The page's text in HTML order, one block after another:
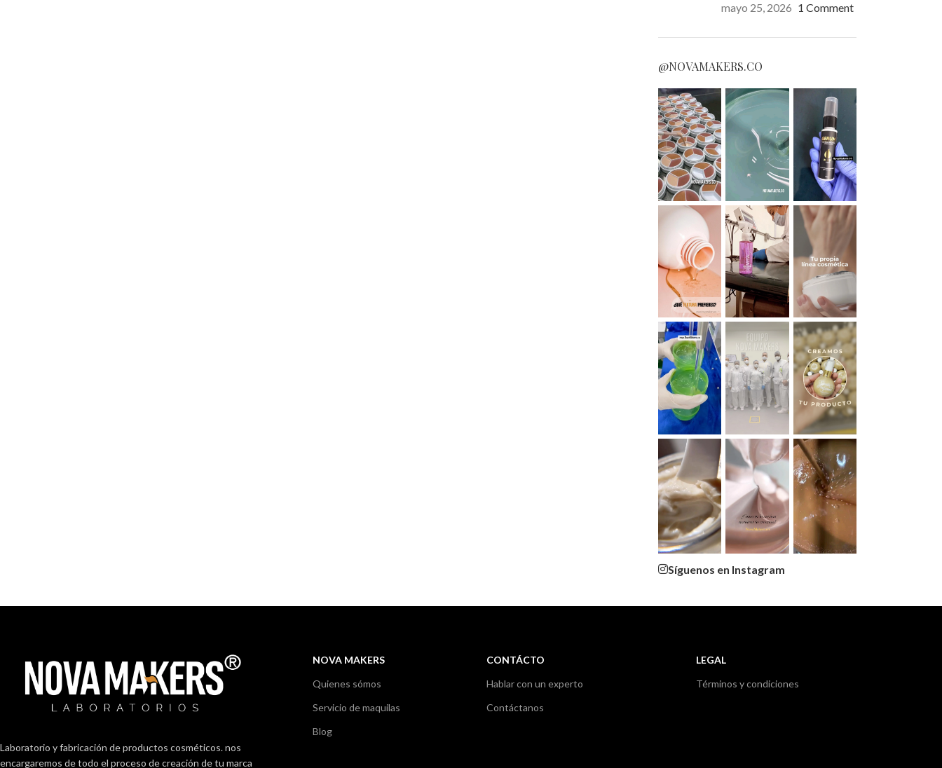
mayo 25, 2026 1 Comment
@NOVAMAKERS.CO
Síguenos en Instagram
Laboratorio y fabricación de productos cosméticos. nos
encargaremos de todo el proceso de creación de tu marca
NOVA MAKERS
Quienes sómos
Servicio de maquilas
Blog
CONTÁCTO
Hablar con un experto
Contáctanos
LEGAL
Términos y condiciones